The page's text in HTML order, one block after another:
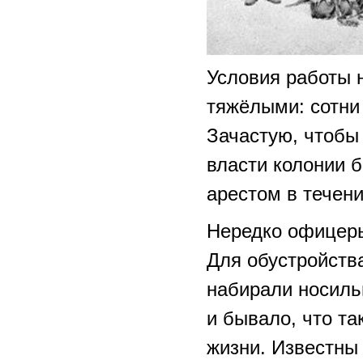
Условия работы
тяжёлыми:
Зачастую,
власти колонии
арестом в
Нередко
Для
набирали
и бывало, что
жизни. Известны